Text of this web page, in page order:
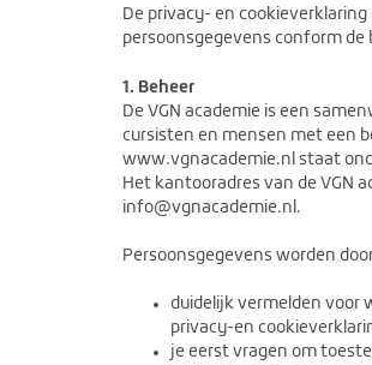
De privacy- en
persoonsgegevens conform de
1. Beheer
De VGN academie is een
cursisten en mensen met een
www.vgnacademie.nl staat
Het kantooradres van de VGN
info@vgnacademie.nl.
Persoonsgegevens worden
duidelijk vermelden voor
privacy-en
je eerst vragen om